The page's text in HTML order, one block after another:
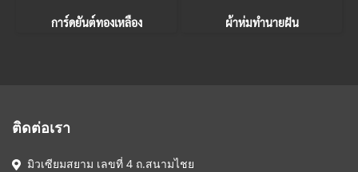
การ์ดยันต์ทองเหลือง ผ้าห่มทำนายฝัน
ติดต่อเรา
มิวเซียมสยาม เลขที่ 4 ถ.สนามไชย